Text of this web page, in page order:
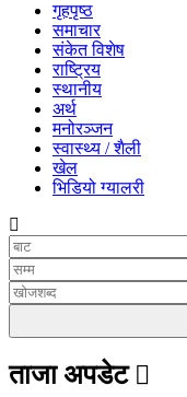
गृहपृष्ठ
समाचार
संकेत विशेष
राष्ट्रिय
स्थानीय
अर्थ
मनोरञ्जन
स्वास्थ्य / शैली
खेल
भिडियो ग्यालरी
ताजा अपडेट